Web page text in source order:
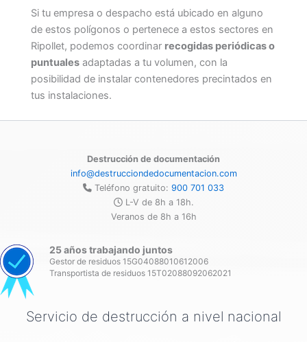
Si tu empresa o despacho está ubicado en alguno
de estos polígonos o pertenece a estos sectores en
Ripollet, podemos coordinar recogidas periódicas o
puntuales adaptadas a tu volumen, con la
posibilidad de instalar contenedores precintados en
tus instalaciones.
Destrucción de documentación
info@destrucciondedocumentacion.com
Teléfono gratuito: 900 701 033
L-V de 8h a 18h.
Veranos de 8h a 16h
25 años trabajando juntos
Gestor de residuos 15G04088010612006
Transportista de residuos 15T02088092062021
Servicio de destrucción a nivel nacional